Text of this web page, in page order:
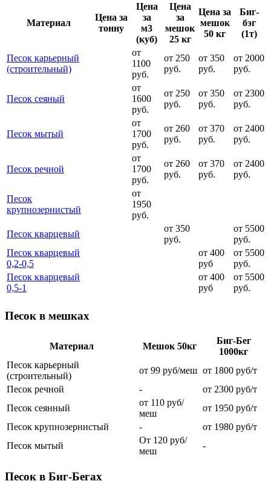
Материал
Цена за
тонну
Цена
за
м3
(куб)
Цена
за
мешок
25 кг
Цена за
мешок
50 кг
Биг-
бэг
(1т)
Песок карьерный
(строительный)
от
1100
руб.
от 250
руб.
от 350
руб.
от 2000
руб.
Песок сеяный
от
1600
руб.
от 250
руб.
от 350
руб.
от 2300
руб.
Песок мытый
от
1700
руб.
от 260
руб.
от 370
руб.
от 2400
руб.
Песок речной
от
1700
руб.
от 260
руб.
от 370
руб.
от 2400
руб.
Песок
крупнозернистый
от
1950
руб.
Песок кварцевый
от 350
руб.
от 5500
руб.
Песок кварцевый
0,2-0,5
от 400
руб
от 5500
руб.
Песок кварцевый
0,5-1
от 400
руб
от 5500
руб.
Песок в мешках
Материал Мешок 50кг
Биг-Бег
1000кг
Песок карьерный
(строительный)
от 99 руб/меш от 1800 руб/т
Песок речной
-
от 2300 руб/т
Песок сеянный
от 110 руб/
меш
от 1950 руб/т
Песок крупнозернистый
-
от 1980 руб/т
Песок мытый
От 120 руб/
меш
-
Песок в Биг-Бегах